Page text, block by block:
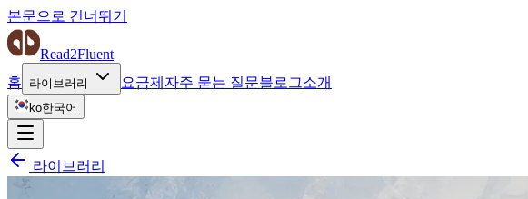
본문으로 건너뛰기
Read2Fluent
홈
라이브러리 요금제 자주 묻는 질문블로그소개
ko한국어
라이브러리